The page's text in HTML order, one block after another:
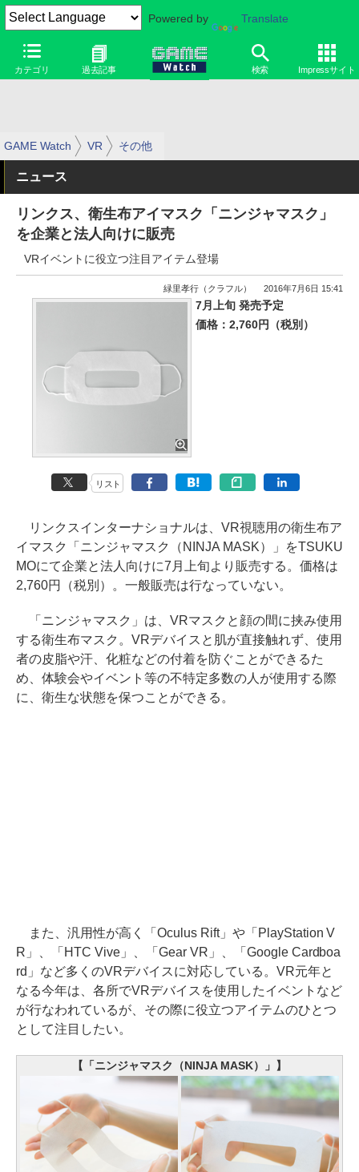
Powered by Translate
カテゴリ 過去記事 検索 Impressサイト
GAME Watch VR その他
ニュース
リンクス、衛生布アイマスク「ニンジャマスク」
を企業と法人向けに販売
VRイベントに役立つ注目アイテム登場
緑里孝行（クラフル） 2016年7月6日 15:41
7月上旬 発売予定
価格：2,760円（税別）
リスト
リンクスインターナショナルは、VR視聴用の衛生布ア
イマスク「ニンジャマスク（NINJA MASK）」をTSUKU
MOにて企業と法人向けに7月上旬より販売する。価格は
2,760円（税別）。一般販売は行なっていない。
「ニンジャマスク」は、VRマスクと顔の間に挟み使用
する衛生布マスク。VRデバイスと肌が直接触れず、使用
者の皮脂や汗、化粧などの付着を防ぐことができるた
め、体験会やイベント等の不特定多数の人が使用する際
に、衛生な状態を保つことができる。
また、汎用性が高く「Oculus Rift」や「PlayStation V
R」、「HTC Vive」、「Gear VR」、「Google Cardboa
rd」など多くのVRデバイスに対応している。VR元年と
なる今年は、各所でVRデバイスを使用したイベントなど
が行なわれているが、その際に役立つアイテムのひとつ
として注目したい。
【「ニンジャマスク（NINJA MASK）」】